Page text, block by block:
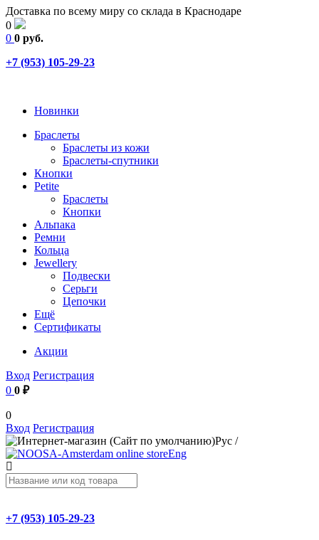
Доставка по всему миру со склада в Краснодаре
0
0 0 руб.
+7 (953) 105-29-23
Новинки
Браслеты
Браслеты из кожи
Браслеты-спутники
Кнопки
Petite
Браслеты
Кнопки
Альпака
Ремни
Кольца
Jewellery
Подвески
Серьги
Цепочки
Ещё
Сертификаты
Акции
Вход Регистрация
0 0 ₽
0
Вход Регистрация
Рус /
Eng
+7 (953) 105-29-23